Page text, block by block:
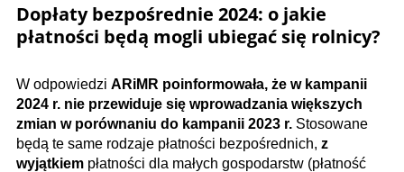
Dopłaty bezpośrednie 2024: o jakie
płatności będą mogli ubiegać się rolnicy?
W odpowiedzi ARiMR poinformowała, że w kampanii
2024 r. nie przewiduje się wprowadzania większych
zmian w porównaniu do kampanii 2023 r. Stosowane
będą te same rodzaje płatności bezpośrednich, z
wyjątkiem płatności dla małych gospodarstw (płatność